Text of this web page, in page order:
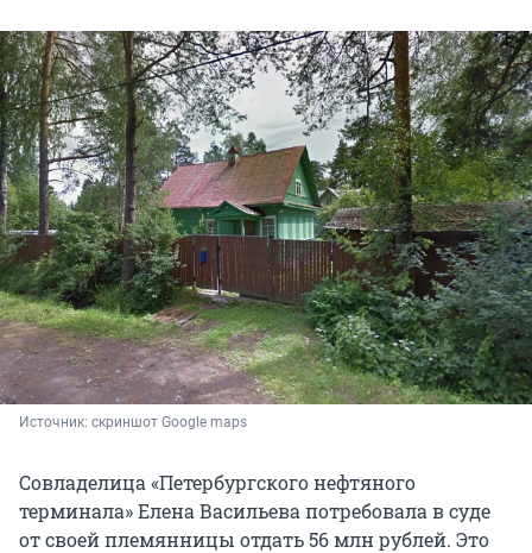
Источник: скриншот Google maps
Совладелица «Петербургского нефтяного
терминала» Елена Васильева потребовала в суде
от своей племянницы отдать 56 млн рублей. Это